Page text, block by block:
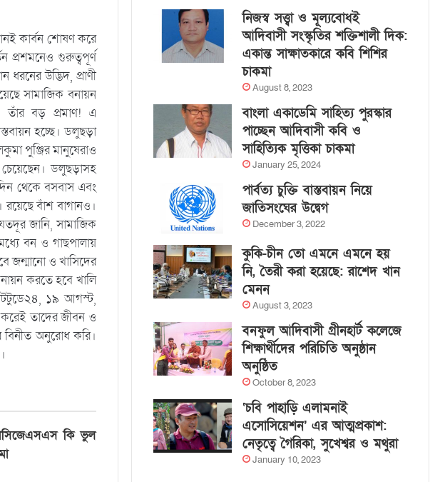
কার্বন শোষণ করে
প্রশমনেও গুরুত্বপূর্ণ
ধরনের উদ্ভিদ, প্রাণী
সামাজিক বনায়ন
তাঁর বড় প্রমাণ! এ
হচ্ছে। ডলুছড়া
পুঞ্জির মানুষেরাও
ডলুছড়াসহ
থেকে বসবাস এবং
বাঁশ বাগানও।
জানি, সামাজিক
বন ও গাছপালায়
জন্মানো ও খাসিদের
করতে হবে খালি
১৯ আগস্ট,
করেই তাদের জীবন ও
বিনীত অনুরোধ করি।
কি ভুল
নিজস্ব সত্ত্বা ও মূল্যবোধই
আদিবাসী সংস্কৃতির শক্তিশালী দিক:
একান্ত সাক্ষাতকারে কবি শিশির
চাকমা
August 8, 2023
বাংলা একাডেমি সাহিত্য পুরস্কার
পাচ্ছেন আদিবাসী কবি ও
সাহিত্যিক মৃত্তিকা চাকমা
January 25, 2024
পার্বত্য চুক্তি বাস্তবায়ন নিয়ে
জাতিসংঘের উদ্বেগ
December 3, 2022
কুকি-চীন তো এমনে এমনে হয়
নি, তৈরী করা হয়েছে: রাশেদ খান
মেনন
August 3, 2023
বনফুল আদিবাসী গ্রীনহার্ট কলেজে
শিক্ষার্থীদের পরিচিতি অনুষ্ঠান
অনুষ্ঠিত
October 8, 2023
‘চবি পাহাড়ি এলামনাই
এসোসিয়েশন’ এর আত্মপ্রকাশ:
নেতৃত্বে গৈরিকা, সুখেশ্বর ও মথুরা
January 10, 2023